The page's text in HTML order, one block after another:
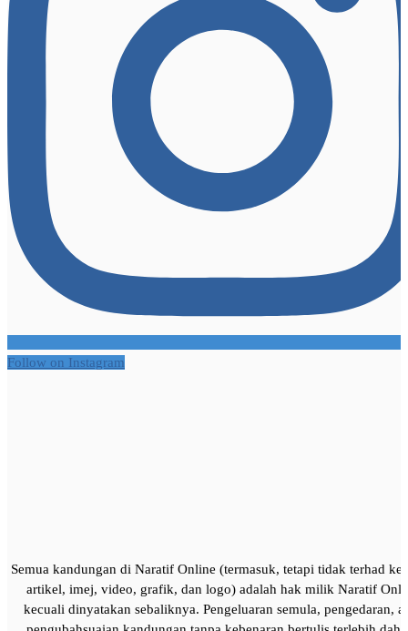
Follow on Instagram
Semua kandungan di Naratif Online (termasuk, tetapi tidak terhad
artikel, imej, video, grafik, dan logo) adalah hak milik Naratif
kecuali dinyatakan sebaliknya. Pengeluaran semula, pengedaran,